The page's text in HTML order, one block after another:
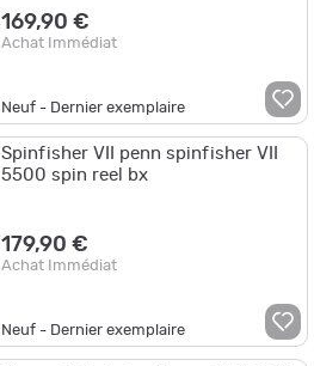
169,90 €
Achat Immédiat
Neuf - Dernier exemplaire
Spinfisher VII penn spinfisher VII
5500 spin reel bx
179,90 €
Achat Immédiat
Neuf - Dernier exemplaire